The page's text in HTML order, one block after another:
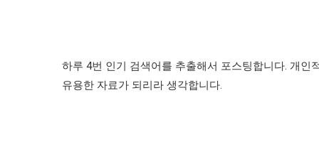
하루 4번 인기 검색어를 추출해서 포스팅합니다. 개
유용한 자료가 되리라 생각합니다.